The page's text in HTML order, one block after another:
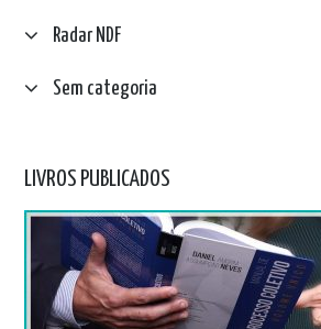
Radar NDF
Sem categoria
LIVROS PUBLICADOS